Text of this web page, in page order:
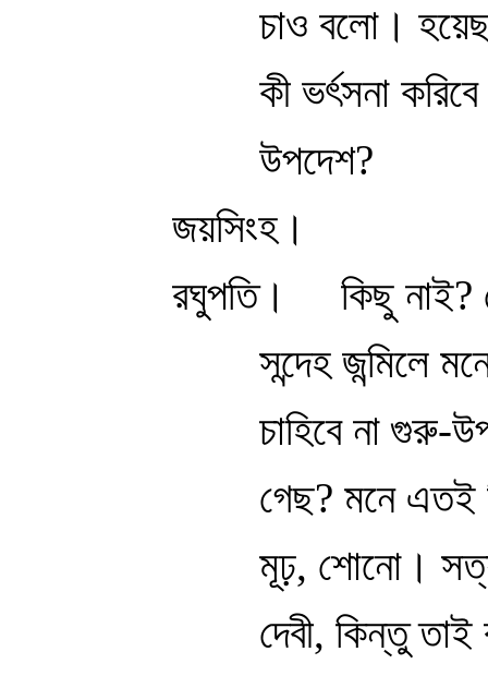
চাও বলো।
কী ভর্ৎসনা
উপদেশ?
জয়সিংহ।
রঘুপতি। কিছু নাই?
সন্দেহ জন্মিলে
চাহিবে না গুরু-
গেছ? মনে এতই
মূঢ়, শোনো।
দেবী, কিন্তু